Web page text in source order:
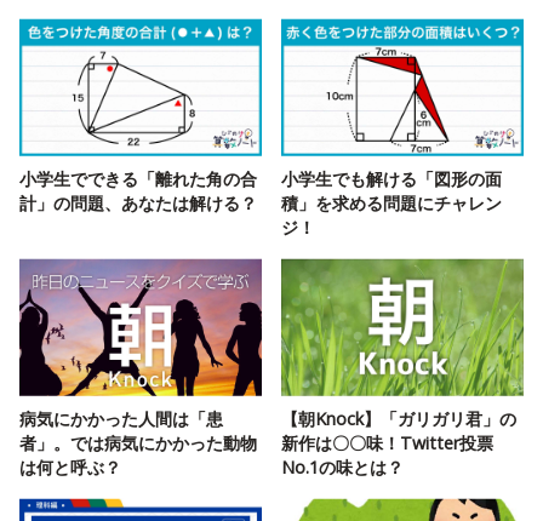
小学生でできる「離れた角の合
計」の問題、あなたは解ける？
小学生でも解ける「図形の面
積」を求める問題にチャレン
ジ！
病気にかかった人間は「患
者」。では病気にかかった動物
は何と呼ぶ？
【朝Knock】「ガリガリ君」の
新作は〇〇味！Twitter投票
No.1の味とは？